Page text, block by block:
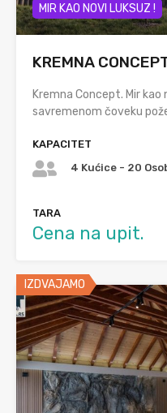
MIR KAO NOVI LUKSUZ !
KREMNA
Kremna Concept. Mir
savremenom čoveku
KAPACITET
4 Kućice - 20
TARA
Cena na upit.
IZDVAJAMO